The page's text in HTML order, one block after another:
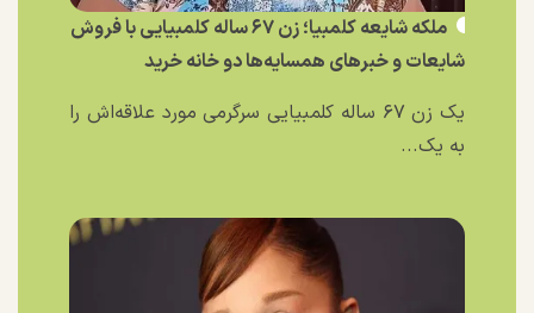
ملکه شایعه کلمبیا؛ زن ۶۷ ساله کلمبیایی با فروش
شایعات و خبر‌های همسایه‌ها دو خانه خرید
یک زن ۶۷ ساله کلمبیایی سرگرمی مورد علاقه‌اش را
به یک...